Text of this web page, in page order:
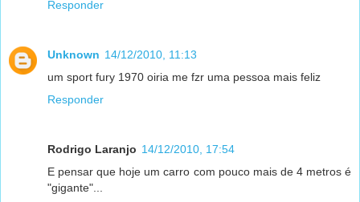
Responder
Unknown 14/12/2010, 11:13
um sport fury 1970 oiria me fzr uma pessoa mais feliz
Responder
Rodrigo Laranjo 14/12/2010, 17:54
E pensar que hoje um carro com pouco mais de 4 metros é
"gigante"...